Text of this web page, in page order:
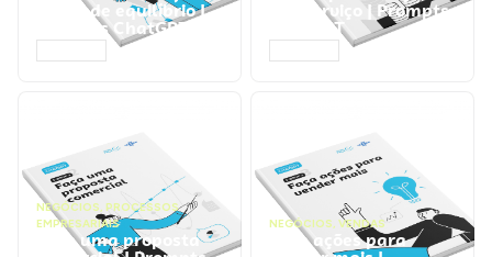
ponto de equilíbrio |
Prompts ChatGPT
seu serviço | Prompts
ChatGPT
NEGÓCIOS, PROCESSOS
EMPRESARIAIS
Faça uma proposta
NEGÓCIOS, VENDAS
Faça ações para